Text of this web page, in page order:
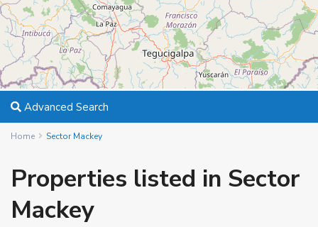
Advanced Search
Home Sector Mackey
Properties listed in Sector
Mackey